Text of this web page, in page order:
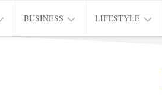
BUSINESS LIFESTYLE